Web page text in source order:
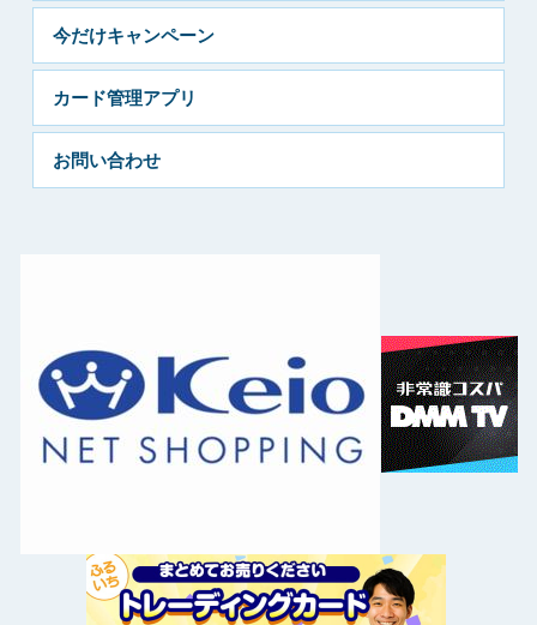
今だけキャンペーン
カード管理アプリ
お問い合わせ